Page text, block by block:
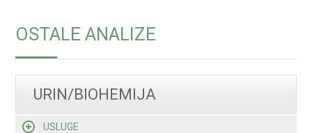
OSTALE ANALIZE
URIN/BIOHEMIJA
USLUGE